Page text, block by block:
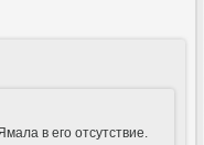
в его отсутствие.